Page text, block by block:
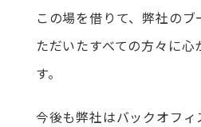
この場を借りて、弊社の
ただいたすべての方々に
す。
今後も弊社はバックオフィ